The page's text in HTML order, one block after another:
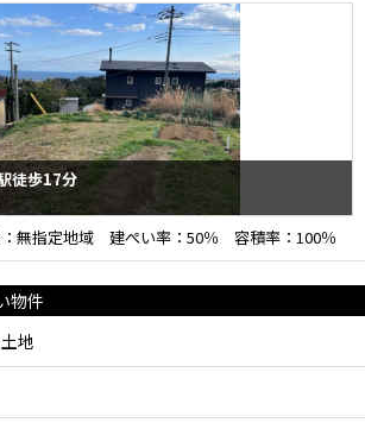
徒歩17分
無指定地域 建ぺい率：50％ 容積率：100％
物件
地